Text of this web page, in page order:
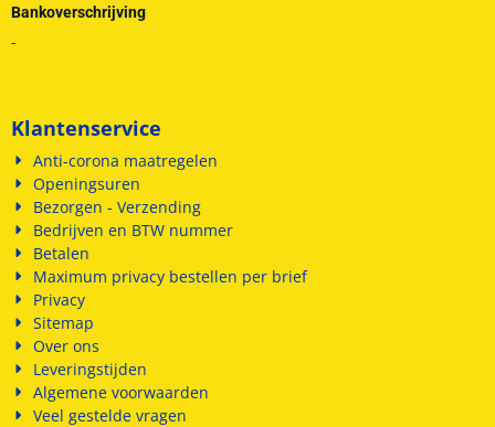
Bankoverschrijving
-
Klantenservice
Anti-corona maatregelen
Openingsuren
Bezorgen - Verzending
Bedrijven en BTW nummer
Betalen
Maximum privacy bestellen per brief
Privacy
Sitemap
Over ons
Leveringstijden
Algemene voorwaarden
Veel gestelde vragen